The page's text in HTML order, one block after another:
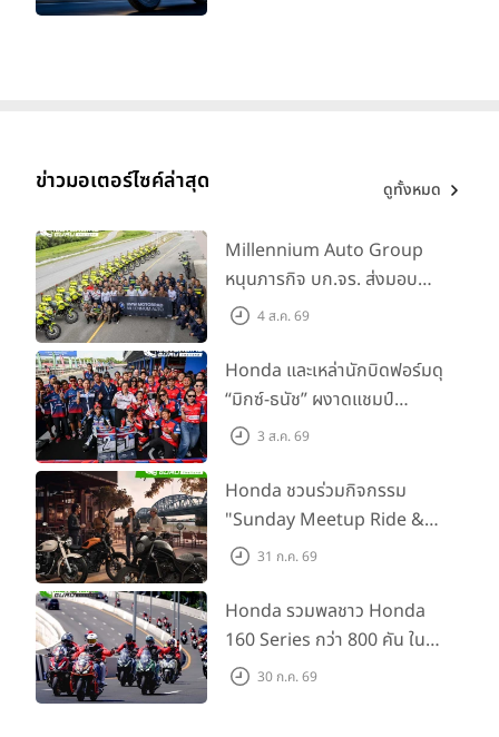
ข่าวมอเตอร์ไซค์ล่าสุด ดูทั้งหมด
Millennium Auto Group
หนุนภารกิจ บก.จร. ส่งมอบ
BMW R 1300 GS และ F 900
พร้อม ยกระดับทักษะการขับขี่
เสริมศักยภาพตำรวจจราจร
4 ส.ค. 69
Honda และเหล่านักบิดฟอร์มดุ
“มิกซ์-ธนัช” ผงาดแชมป์
SS600 2 สนามติด “ข้าวกล้อง”
สนาม 2
3 ส.ค. 69
Honda ชวนร่วมกิจกรรม
"Sunday Meetup Ride &
Soul" จิบกาแฟ พูดคุย แลก
กัน 16 ส.ค. นี้
31 ก.ค. 69
Honda รวมพลชาว Honda
160 Series กว่า 800 คัน ใน
งาน “THE ONE-SIXTI-ER ตัว
30 ก.ค. 69